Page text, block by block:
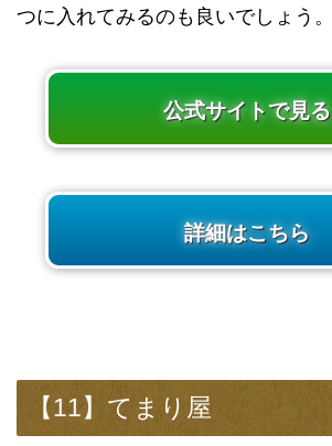
つに入れてみるのも良いでしょう。
公式サイトで見る
詳細はこちら
【11】てまり屋